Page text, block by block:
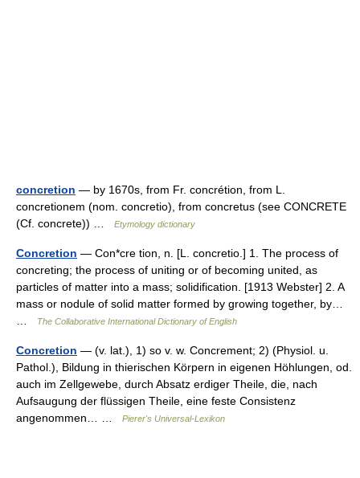
concretion — by 1670s, from Fr. concrétion, from L.
concretionem (nom. concretio), from concretus (see CONCRETE
(Cf. concrete)) …
Etymology dictionary
Concretion — Con*cre tion, n. [L. concretio.] 1. The process of
concreting; the process of uniting or of becoming united, as
particles of matter into a mass; solidification. [1913 Webster] 2. A
mass or nodule of solid matter formed by growing together, by…
The Collaborative International Dictionary of English
Concretion — (v. lat.), 1) so v. w. Concrement; 2) (Physiol. u.
Pathol.), Bildung in thierischen Körpern in eigenen Höhlungen, od.
auch im Zellgewebe, durch Absatz erdiger Theile, die, nach
Aufsaugung der flüssigen Theile, eine feste Consistenz
angenommen… …
Pierer's Universal-Lexikon